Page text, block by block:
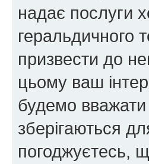
надає послуги
геральдичного
призвести до
цьому ваш
будемо вважати
зберігаються
погоджуєтесь,